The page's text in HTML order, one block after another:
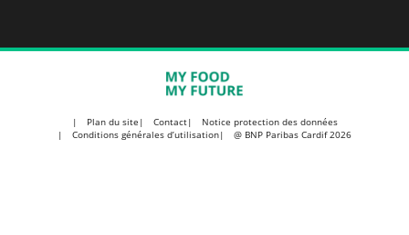
Plan du site Contact
Notice protection des données
Conditions générales d’utilisation
@ BNP Paribas Cardif 2026